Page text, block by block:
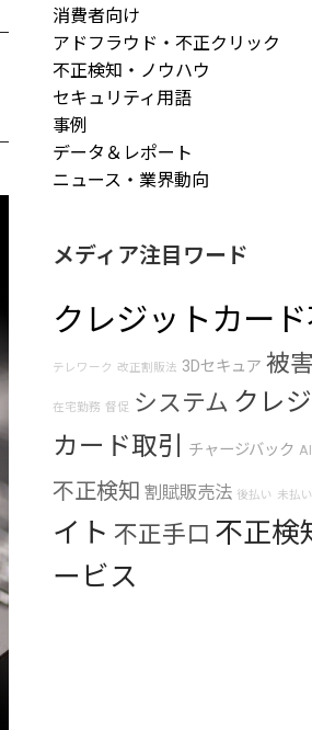
消費者向け
アドフラウド・不正クリック
不正検知・ノウハウ
セキュリティ用語
事例
データ＆レポート
ニュース・業界動向
メディア注目ワード
クレジットカー
テレワーク 改正割販法 3Dセキュア 被害
在宅勤務 督促 システム クレ
カード取引
チャージバック AI
不正検知 割賦販売法 後払い 未払い
イト 不正手口 不正検
ービス